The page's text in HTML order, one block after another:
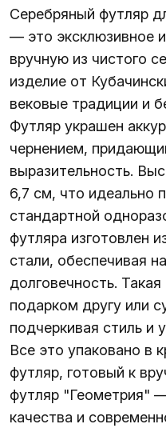
Серебряный футляр
— это эксклюзивное
вручную из чистого
изделие от
вековые традиции и
Футляр украшен
чернением,
выразительность.
6,7 см, что идеально
стандартной
футляра изготовлен
стали, обеспечивая
долговечность.
подарком другу или
подчеркивая стиль и
Все это упаковано в
футляр, готовый к
футляр "Геометрия"
качества и